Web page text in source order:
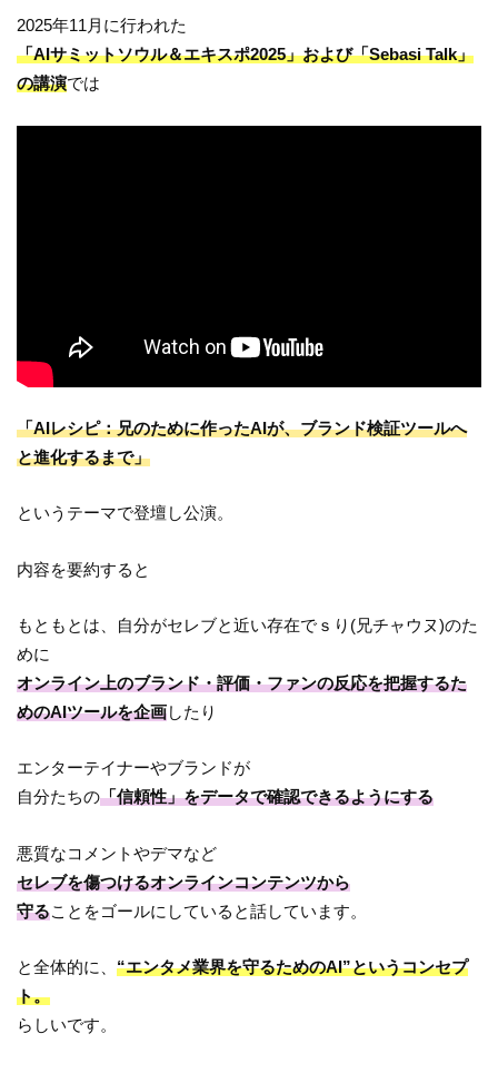
2025年11月に行われた
「AIサミットソウル＆エキスポ2025」および「Sebasi Talk」
の講演では
「AIレシピ：兄のために作ったAIが、ブランド検証ツールへ
と進化するまで」
というテーマで登壇し公演。
内容を要約すると
もともとは、自分がセレブと近い存在でｓり(兄チャウヌ)のた
めに
オンライン上のブランド・評価・ファンの反応を把握するた
めのAIツールを企画したり
エンターテイナーやブランドが
自分たちの「信頼性」をデータで確認できるようにする
悪質なコメントやデマなど
セレブを傷つけるオンラインコンテンツから
守ることをゴールにしていると話しています。
と全体的に、“エンタメ業界を守るためのAI”というコンセプ
ト。
らしいです。